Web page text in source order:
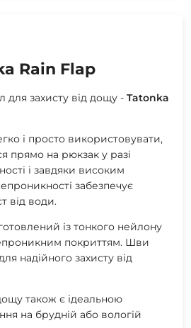
Rain Flap
для захисту від дощу - Tatonka
і просто використовувати,
прямо на рюкзак у разі
і завдяки високим
забезпечує
від води.
із тонкого нейлону
покриттям. Шви
надійного захисту від
також є ідеальною
на брудній або вологій